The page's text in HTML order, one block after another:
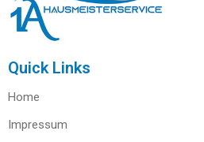
Quick Links
Home
Impressum